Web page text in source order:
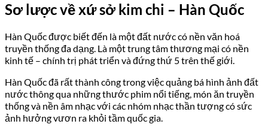
Sơ lược về xứ sở kim chi – Hàn Quốc
Hàn Quốc được biết đến là một đất nước có nền văn hoá
truyền thống đa dạng. Là một trung tâm thương mại có nền
kinh tế – chính trị phát triển và đứng thứ 5 trên thế giới.
Hàn Quốc đã rất thành công trong việc quảng bá hình ảnh đất
nước thông qua những thước phim nổi tiếng, món ăn truyền
thống và nền âm nhạc với các nhóm nhạc thần tượng có sức
ảnh hưởng vươn ra khỏi tầm quốc gia.